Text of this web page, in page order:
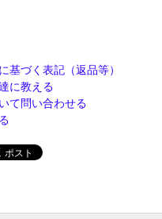
基づく表記（返品等）
に教える
て問い合わせる